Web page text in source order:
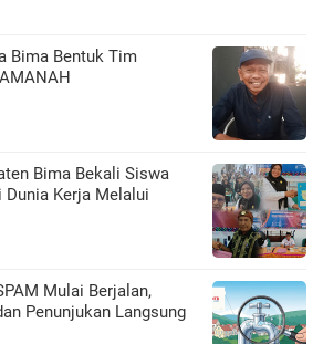
Bima Bentuk Tim
Bima Bekali Siswa
Dunia Kerja Melalui
Mulai Berjalan,
Penunjukan Langsung